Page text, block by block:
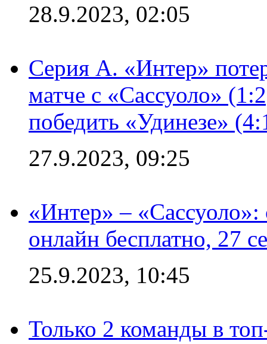
28.9.2023, 02:05
Серия А. «Интер»
матче с «Сассуоло»
победить «Удинезе»
27.9.2023, 09:25
«Интер» –
онлайн бесплатно, 27
25.9.2023, 10:45
Только 2 команды в